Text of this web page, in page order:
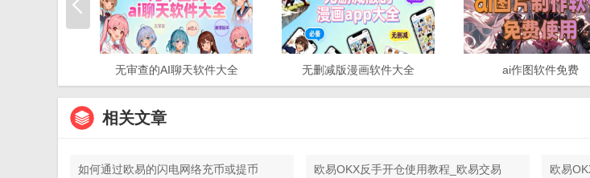
无审查的AI聊天软件大全 无删减版漫画软件大全 ai作图软件免费
相关文章
如何通过欧易的闪电网络充币或提币 欧易OKX反手开仓使用教程_欧易交易 欧易